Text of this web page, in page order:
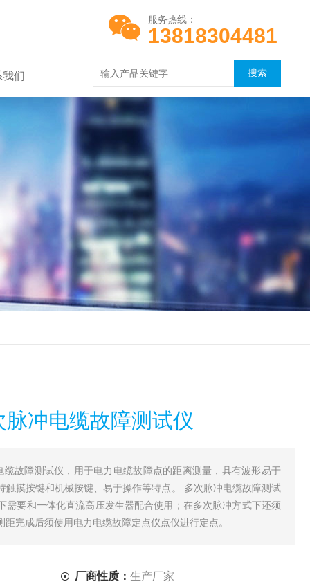
服务热线：
13818304481
我们
冲电缆故障测试仪
缆故障测试仪，用于电力电缆故障点的距离测量，具有波形易于
触摸按键和机械按键、易于操作等特点。 多次脉冲电缆故障测试
需要和一体化直流高压发生器配合使用；在多次脉冲方式下还须
完成后须使用电力电缆故障定点仪点仪进行定点。
厂商性质： 生产厂家